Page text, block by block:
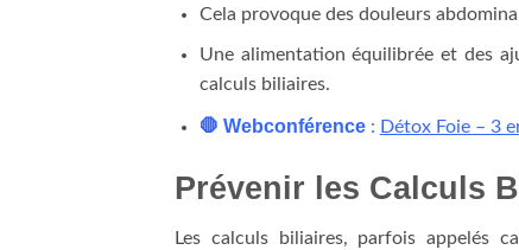
Cela provoque des douleurs
Une alimentation équilibrée et des
calculs biliaires.
🛑 Webconférence: Détox Foie – 3
Prévenir les Calculs
Les calculs biliaires, parfois appelés